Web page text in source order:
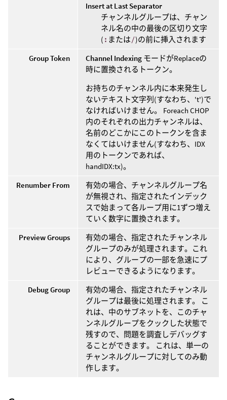
Insert at Last Separator
チャンネルグループは、チャン
ネル名の中の最後の区切り文字
( : または/)の前に挿入されます
Group Token
Channel Indexing モードがReplaceの
時に置換されるトークン。
お持ちのチャンネル内に本来発生し
ないテキスト文字列(すなわち、't')で
なければいけません。 Foreach CHOP
内のそれぞれの出力チャンネルは、
名前のどこかにこのトークンを含ま
なくてはいけません(すなわち、IDX
用のトークンであれば、
handIDX:tx)。
Renumber From
有効の場合、チャンネルグループ名
が無視され、指定されたインデック
スで始まって各ループ用に1ずつ増え
ていく数字に置換されます。
Preview Groups
有効の場合、指定されたチャンネル
グループのみが処理されます。これ
により、グループの一部を急速にプ
レビューできるようになります。
Debug Group
有効の場合、指定されたチャンネル
グループは最後に処理されます。 こ
れは、中のサブネットを、このチャ
ンネルグループをクックした状態で
残すので、問題を調査しデバッグす
ることができます。 これは、単一の
チャンネルグループに対してのみ動
作します。